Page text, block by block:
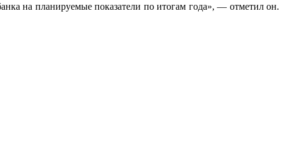
на планируемые показатели по итогам года», — отметил он.